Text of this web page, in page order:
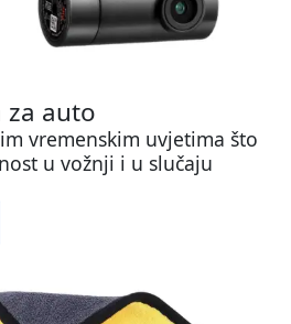
za auto
vremenskim uvjetima što
u vožnji i u slučaju